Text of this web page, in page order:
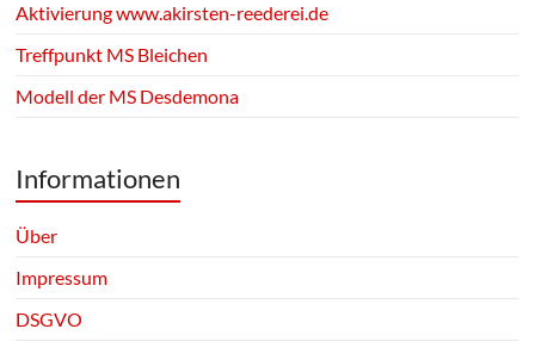
Aktivierung www.akirsten-reederei.de
Treffpunkt MS Bleichen
Modell der MS Desdemona
Informationen
Über
Impressum
DSGVO